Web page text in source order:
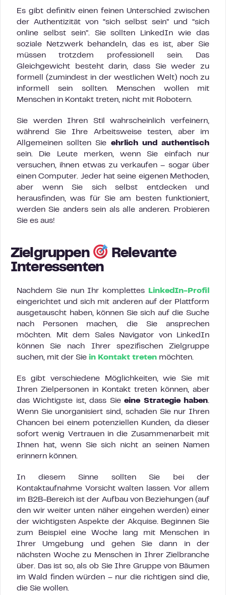
Es gibt definitiv einen feinen Unterschied zwischen
der Authentizität von “sich selbst sein” und “sich
online selbst sein”. Sie sollten LinkedIn wie das
soziale Netzwerk behandeln, das es ist, aber Sie
müssen trotzdem professionell sein. Das
Gleichgewicht besteht darin, dass Sie weder zu
formell (zumindest in der westlichen Welt) noch zu
informell sein sollten. Menschen wollen mit
Menschen in Kontakt treten, nicht mit Robotern.
Sie werden Ihren Stil wahrscheinlich verfeinern,
während Sie Ihre Arbeitsweise testen, aber im
Allgemeinen sollten Sie ehrlich und authentisch
sein. Die Leute merken, wenn Sie einfach nur
versuchen, ihnen etwas zu verkaufen – sogar über
einen Computer. Jeder hat seine eigenen Methoden,
aber wenn Sie sich selbst entdecken und
herausfinden, was für Sie am besten funktioniert,
werden Sie anders sein als alle anderen. Probieren
Sie es aus!
Zielgruppen
Relevante
Interessenten
Nachdem Sie nun Ihr komplettes
LinkedIn-Profil
eingerichtet und sich mit anderen auf der Plattform
ausgetauscht haben, können Sie sich auf die Suche
nach Personen machen, die Sie ansprechen
möchten. Mit dem Sales Navigator von LinkedIn
können Sie nach Ihrer spezifischen Zielgruppe
suchen, mit der Sie in Kontakt treten möchten.
Es gibt verschiedene Möglichkeiten, wie Sie mit
Ihren Zielpersonen in Kontakt treten können, aber
das Wichtigste ist, dass Sieeine Strategie haben.
Wenn Sie unorganisiert sind, schaden Sie nur Ihren
Chancen bei einem potenziellen Kunden, da dieser
sofort wenig Vertrauen in die Zusammenarbeit mit
Ihnen hat, wenn Sie sich nicht an seinen Namen
erinnern können.
In diesem Sinne sollten Sie bei der
Kontaktaufnahme Vorsicht walten lassen. Vor allem
im B2B-Bereich ist der Aufbau von Beziehungen (auf
den wir weiter unten näher eingehen werden) einer
der wichtigsten Aspekte der Akquise. Beginnen Sie
zum Beispiel eine Woche lang mit Menschen in
Ihrer Umgebung und gehen Sie dann in der
nächsten Woche zu Menschen in Ihrer Zielbranche
über. Das ist so, als ob Sie Ihre Gruppe von Bäumen
im Wald finden würden – nur die richtigen sind die,
die Sie wollen.